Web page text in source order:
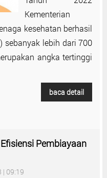
Kementerian
kesehatan berhasil
sebanyak lebih dari 700
angka tertinggi
baca detail
Pembiayaan
| 09:19